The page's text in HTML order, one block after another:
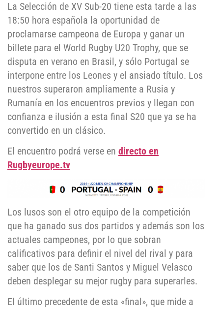
La Selección de XV Sub-20 tiene esta tarde a las
18:50 hora española la oportunidad de
proclamarse campeona de Europa y ganar un
billete para el World Rugby U20 Trophy, que se
disputa en verano en Brasil, y sólo Portugal se
interpone entre los Leones y el ansiado título. Los
nuestros superaron ampliamente a Rusia y
Rumanía en los encuentros previos y llegan con
confianza e ilusión a esta final S20 que ya se ha
convertido en un clásico.
El encuentro podrá verse en directo en
Rugbyeurope.tv
Los lusos son el otro equipo de la competición
que ha ganado sus dos partidos y además son los
actuales campeones, por lo que sobran
calificativos para definir el nivel del rival y para
saber que los de Santi Santos y Miguel Velasco
deben desplegar su mejor rugby para superarles.
El último precedente de esta «final», que mide a